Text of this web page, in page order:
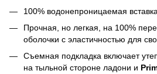
100% водонепроницаемая вставка
Прочная, но легкая, на 100%
оболочки с эластичностью для
Съемная подкладка включает
на тыльной стороне ладони и